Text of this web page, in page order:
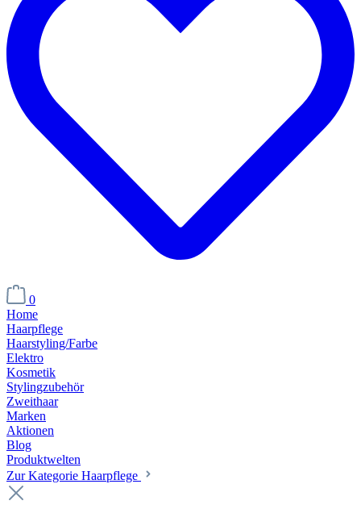
0
Home
Haarpflege
Haarstyling/Farbe
Elektro
Kosmetik
Stylingzubehör
Zweithaar
Marken
Aktionen
Blog
Produktwelten
Zur Kategorie Haarpflege